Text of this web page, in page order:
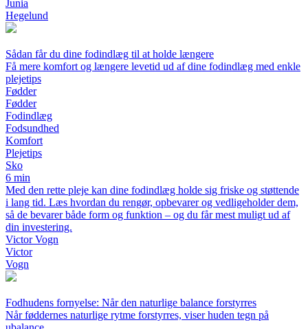
Junia
Hegelund
Sådan får du dine fodindlæg til at holde længere
Få mere komfort og længere levetid ud af dine fodindlæg med enkle
plejetips
Fødder
Fødder
Fodindlæg
Fodsundhed
Komfort
Plejetips
Sko
6 min
Med den rette pleje kan dine fodindlæg holde sig friske og støttende
i lang tid. Læs hvordan du rengør, opbevarer og vedligeholder dem,
så de bevarer både form og funktion – og du får mest muligt ud af
din investering.
Victor Vogn
Victor
Vogn
Fodhudens fornyelse: Når den naturlige balance forstyrres
Når føddernes naturlige rytme forstyrres, viser huden tegn på